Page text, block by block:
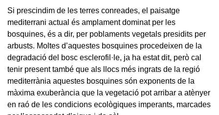
Si prescindim de les terres conreades, el paisatge
mediterrani actual és amplament dominat per les
bosquines, és a dir, per poblaments vegetals presidits per
arbusts. Moltes d’aquestes bosquines procedeixen de la
degradació del bosc esclerofil·le, ja ha estat dit, però cal
tenir present també que als llocs més ingrats de la regió
mediterrània aquestes bosquines són exponents de la
màxima exuberància que la vegetació pot arribar a atènyer
en raó de les condicions ecològiques imperants, marcades